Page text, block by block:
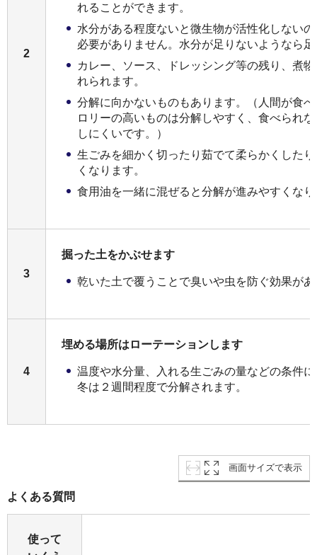
2
れることができます。
水分がある程度ないと微生物が活性化しない
必要がありません。水分が足りないようなら
カレー、ソース、ドレッシング等の残り、煮
れられます。
分解に向かないものもあります。（人間が食
ロリーの高いものは分解しやすく、食べられ
しにくいです。）
生ごみを細かく切ったり茹でて柔らかくした
くなります。
食用油を一緒に混ぜると分解が進みやすくな
3
掘った土をかぶせます
乾いた土で覆うことで臭いや虫を防ぐ効果が
4
埋める場所はローテーションします
温度や水分量、入れる生ごみの量などの条件
冬は２週間程度で分解されます。
画面サイズで表示
よくある質問
使って